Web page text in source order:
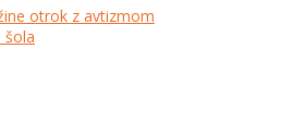
otrok z avtizmom
šola